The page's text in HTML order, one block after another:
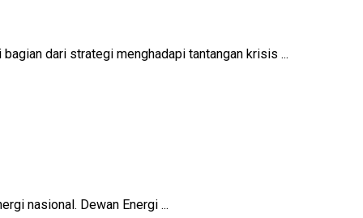
dari strategi menghadapi tantangan krisis ...
nasional. Dewan Energi ...